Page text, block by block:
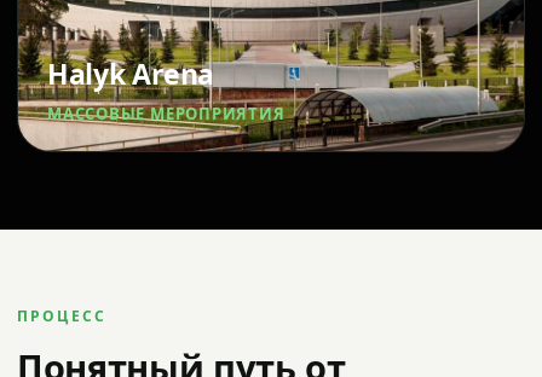
Halyk Arena
МАССОВЫЕ МЕРОПРИЯТИЯ
ПРОЦЕСС
Понятный путь от